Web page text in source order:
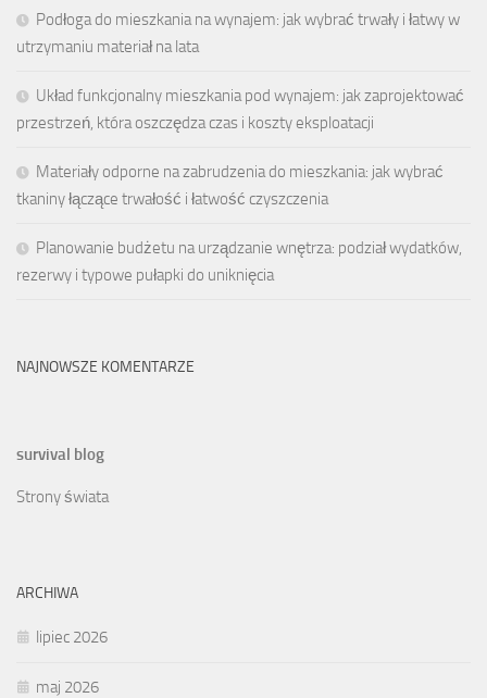
Podłoga do mieszkania na wynajem: jak wybrać trwały i łatwy w
utrzymaniu materiał na lata
Układ funkcjonalny mieszkania pod wynajem: jak zaprojektować
przestrzeń, która oszczędza czas i koszty eksploatacji
Materiały odporne na zabrudzenia do mieszkania: jak wybrać
tkaniny łączące trwałość i łatwość czyszczenia
Planowanie budżetu na urządzanie wnętrza: podział wydatków,
rezerwy i typowe pułapki do uniknięcia
NAJNOWSZE KOMENTARZE
survival blog
Strony świata
ARCHIWA
lipiec 2026
maj 2026